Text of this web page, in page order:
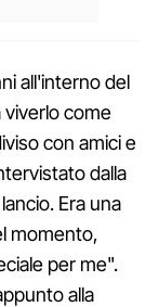
all'interno del
come
con amici e
dalla
Era una
momento,
per me".
alla